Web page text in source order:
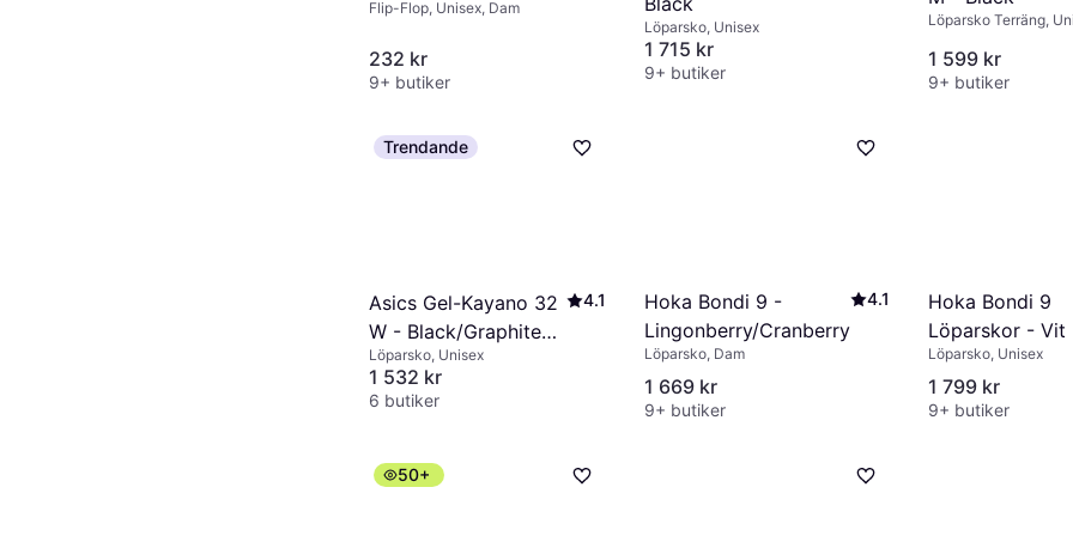
Flip-Flop, Unisex, Dam
232 kr
9+ butiker
Löparsko, Unisex
1 715 kr
9+ butiker
Löparsko Terräng,
1 599 kr
9+ butiker
Trendande
Asics Gel-Kayano 32
W - Black/Graphite
Grey
4.1
Löparsko, Unisex
1 532 kr
6 butiker
Hoka Bondi 9 -
Lingonberry/Cranberry
4.1
Löparsko, Dam
1 669 kr
9+ butiker
Hoka Bondi 9
Löparskor - Vit
Löparsko, Unisex
1 799 kr
9+ butiker
50+